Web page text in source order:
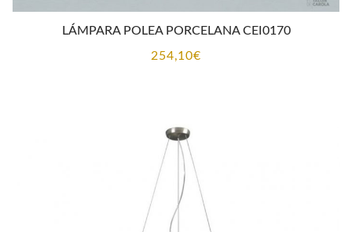
LÁMPARA POLEA PORCELANA CEI0170
254,10€